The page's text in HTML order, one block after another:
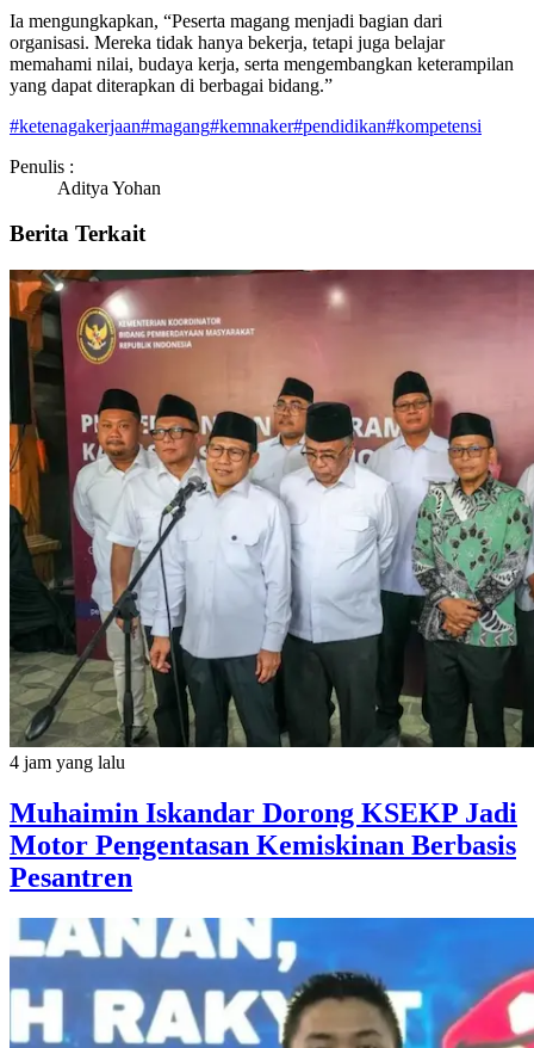
Ia mengungkapkan, “Peserta magang menjadi bagian dari
organisasi. Mereka tidak hanya bekerja, tetapi juga belajar
memahami nilai, budaya kerja, serta mengembangkan keterampilan
yang dapat diterapkan di berbagai bidang.”
#ketenagakerjaan#magang#kemnaker#pendidikan#kompetensi
Penulis :
Aditya Yohan
Berita Terkait
4 jam yang lalu
Muhaimin Iskandar Dorong KSEKP Jadi
Motor Pengentasan Kemiskinan Berbasis
Pesantren